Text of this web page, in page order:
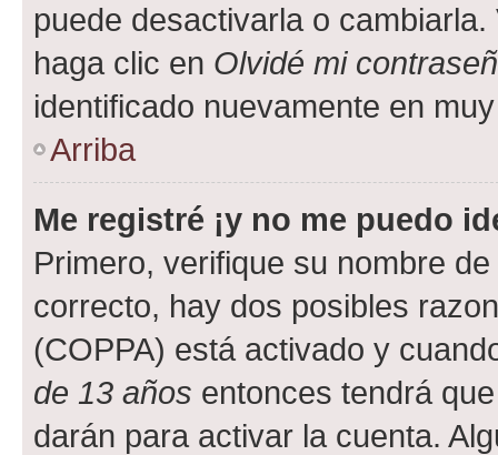
puede desactivarla o
haga clic en Olvidé mi
identificado nuevamente en
Arriba
Me registré ¡y no me puedo
Primero, verifique su nombre
correcto, hay dos posibles
(COPPA) está activado y
de 13 años entonces tendrá
darán para activar la cuenta.